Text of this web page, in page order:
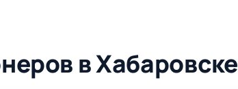
в Хабаровске